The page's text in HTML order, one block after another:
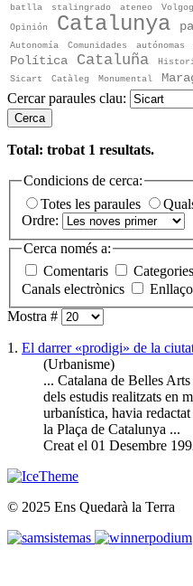
batlla
stalingrado ateneo
Opinión Catalunya
Autonomía
Comunidades autónomas
Política Cataluña
Sicart
Catàleg Monumental
Cercar paraules clau:
Cerca
Total: trobat 1 resultats.
Condicions de cerca:
Totes les paraules
Ordre:
Cerca només a:
Comentaris
Categories
Canals electrònics
Mostra #
1. El darrer «prodigi» de la
(Urbanisme)
... Catalana de Belles
dels estudis realitzats en
urbanística, havia
la Plaça de Catalunya ...
Creat el 01 Desembre
© 2025 Ens Quedarà la Terra